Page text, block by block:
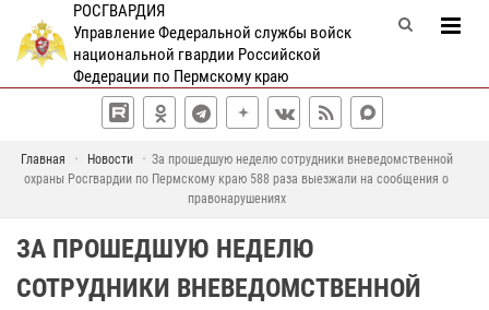
РОСГВАРДИЯ
Управление Федеральной службы войск
национальной гвардии Российской
Федерации по Пермскому краю
Главная Новости
За прошедшую неделю сотрудники вневедомственной
охраны Росгвардии по Пермскому краю 588 раза выезжали на сообщения о
правонарушениях
ЗА ПРОШЕДШУЮ НЕДЕЛЮ
СОТРУДНИКИ ВНЕВЕДОМСТВЕННОЙ